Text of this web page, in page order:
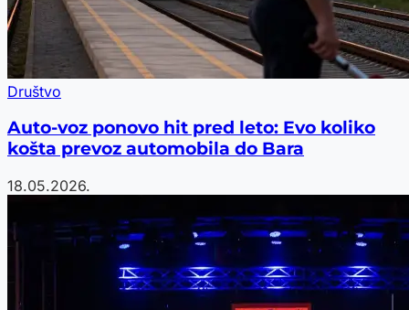
Društvo
Auto-voz ponovo hit pred leto: Evo koliko
košta prevoz automobila do Bara
18.05.2026.